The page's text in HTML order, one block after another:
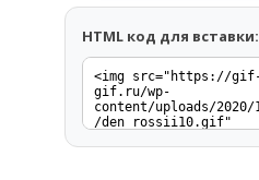
HTML код для вставки: